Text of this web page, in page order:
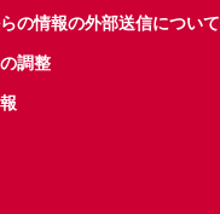
の情報の外部送信について
調整